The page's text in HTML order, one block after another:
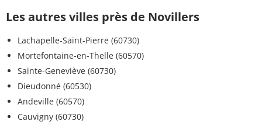
Les autres villes près de Novillers
Lachapelle-Saint-Pierre (60730)
Mortefontaine-en-Thelle (60570)
Sainte-Geneviève (60730)
Dieudonné (60530)
Andeville (60570)
Cauvigny (60730)